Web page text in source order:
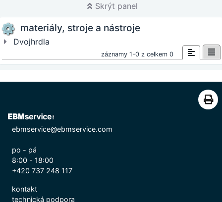
Skrýt panel
materiály, stroje a nástroje
Dvojhrdla
záznamy 1-0 z celkem 0
ebmservice@ebmservice.com
po - pá
8:00 - 18:00
+420 737 248 117
kontakt
technická podpora